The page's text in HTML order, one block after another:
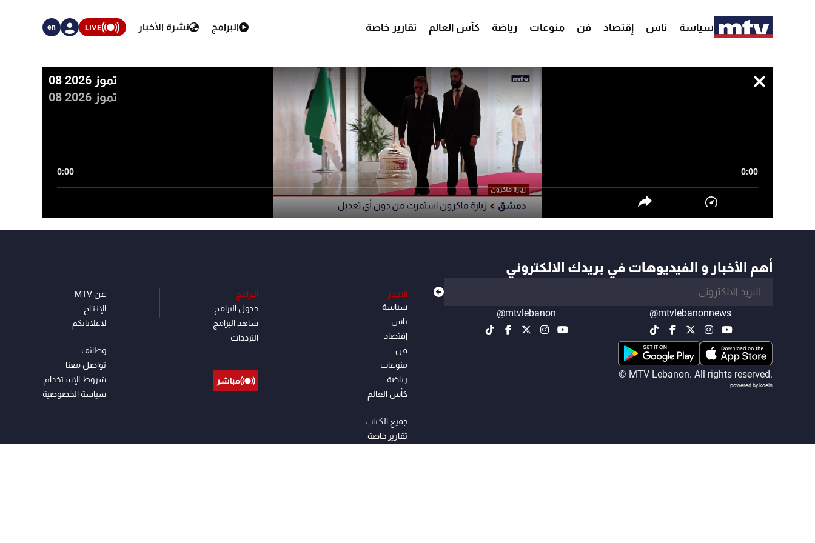
سياسة ناس إقتصاد فن منوعات رياضة كأس العالم تقارير خاصة البرامج نشرة الأخبار LIVE
en
0:00 0:00
08 تموز 2026
08 تموز 2026
أهم الأخبار و الفيديوهات في بريدك الالكتروني
@mtvlebanonnews
@mtvlebanon
© MTV Lebanon. All rights reserved.
powered by koein
الأخبار
سياسة
ناس
إقتصاد
فن
منوعات
رياضة
كأس العالم
جميع الكـتاب
تقارير خاصة
البرامج
جدول البرامج
شاهد البرامج
الترددات
مباشر
عن MTV
الإنـتـاج
لاعلاناتكم
وظائف
تواصل معنا
شروط الإسـتخدام
سياسة الخصوصية